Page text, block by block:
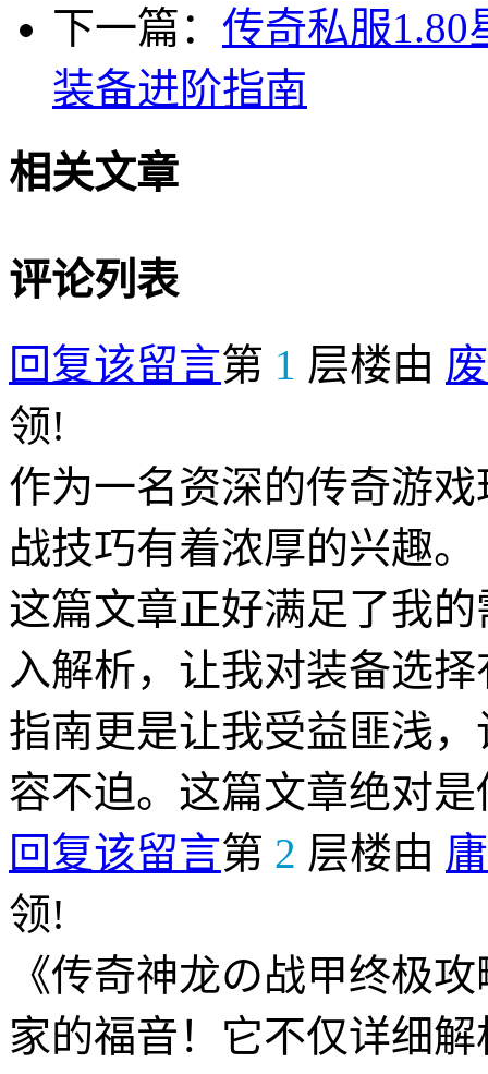
下一篇： 传奇私服1.80
装备进阶指南
相关文章
评论列表
回复该留言第 1 层楼由
领!
作为一名资深的传奇游
战技巧有着浓厚的兴趣
这篇文章正好满足了我
入解析，让我对装备选
指南更是让我受益匪浅
容不迫。这篇文章绝对
回复该留言第 2 层楼由
领!
《传奇神龙の战甲终极
家的福音！它不仅详细